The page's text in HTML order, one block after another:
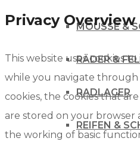
MOUSSE &
RÄDER &
RADLAGER
REIFEN &
Privacy Overview
This website uses cookies
while you navigate
cookies, the cookies that
are stored on your browser
the working of basic